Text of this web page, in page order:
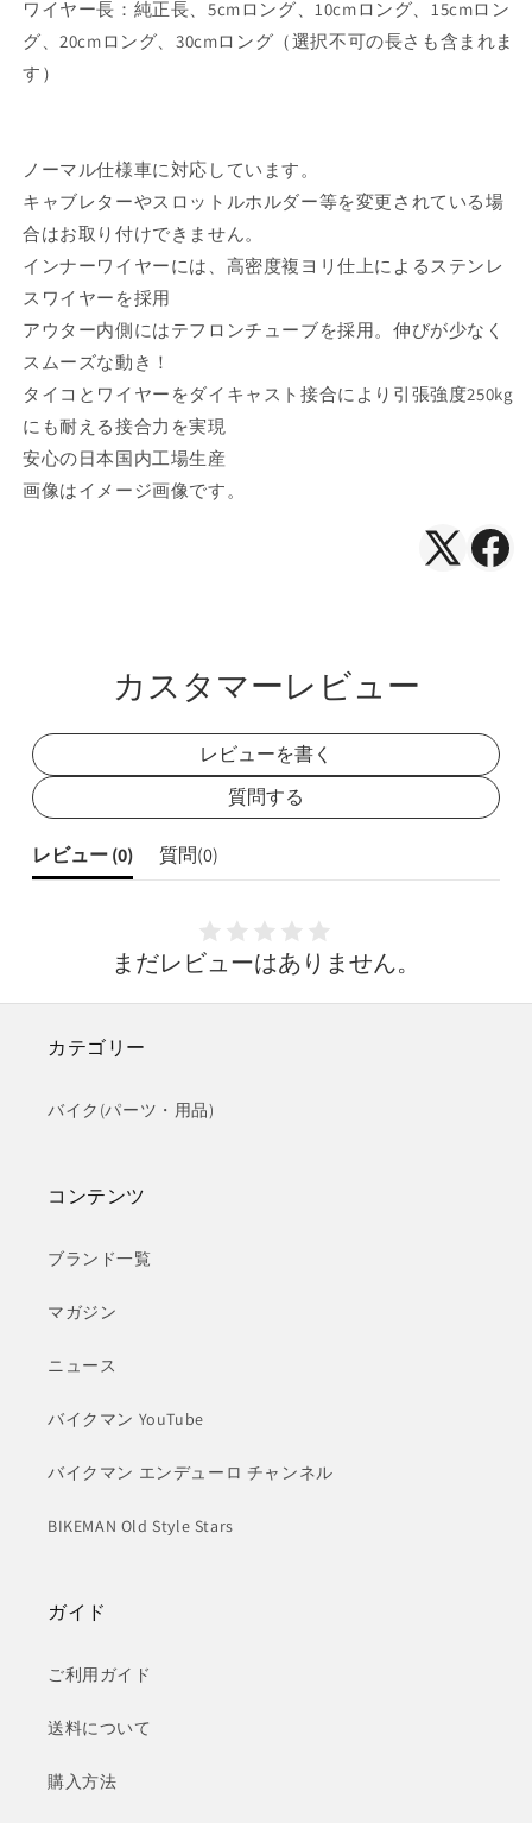
減
ら
増
や
ワイヤー長：純正長、5cmロング、10cmロング、15cmロン
グ、20cmロング、30cmロング（選択不可の長さも含まれま
す）
ノーマル仕様車に対応しています。
キャブレターやスロットルホルダー等を変更されている場
合はお取り付けできません。
インナーワイヤーには、高密度複ヨリ仕上によるステンレ
スワイヤーを採用
アウター内側にはテフロンチューブを採用。伸びが少なく
スムーズな動き！
タイコとワイヤーをダイキャスト接合により引張強度250kg
にも耐える接合力を実現
安心の日本国内工場生産
画像はイメージ画像です。
X（Twitter
カスタマーレビュー
レビューを書く
質問する
レビュー (0) 質問(0)
まだレビューはありません。
カテゴリー
バイク(パーツ・用品)
コンテンツ
ブランド一覧
マガジン
ニュース
バイクマン YouTube
バイクマン エンデューロ チャンネル
BIKEMAN Old Style Stars
ガイド
ご利用ガイド
送料について
購入方法